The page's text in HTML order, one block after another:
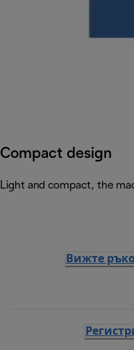
Compact design
Light and compact, the
Вижте